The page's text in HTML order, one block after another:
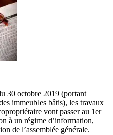
30 octobre 2019 (portant
immeubles bâtis), les travaux
vont passer au 1er
à un régime d’information,
de l’assemblée générale.